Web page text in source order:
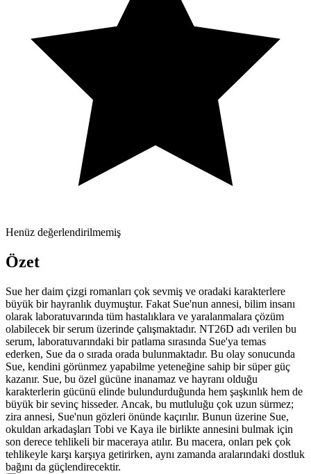
Henüz değerlendirilmemiş
Özet
Sue her daim çizgi romanları çok sevmiş ve oradaki karakterlere
büyük bir hayranlık duymuştur. Fakat Sue'nun annesi, bilim insanı
olarak laboratuvarında tüm hastalıklara ve yaralanmalara çözüm
olabilecek bir serum üzerinde çalışmaktadır. NT26D adı verilen bu
serum, laboratuvarındaki bir patlama sırasında Sue'ya temas
ederken, Sue da o sırada orada bulunmaktadır. Bu olay sonucunda
Sue, kendini görünmez yapabilme yeteneğine sahip bir süper güç
kazanır. Sue, bu özel gücüne inanamaz ve hayranı olduğu
karakterlerin gücünü elinde bulundurduğunda hem şaşkınlık hem de
büyük bir sevinç hisseder. Ancak, bu mutluluğu çok uzun sürmez;
zira annesi, Sue'nun gözleri önünde kaçırılır. Bunun üzerine Sue,
okuldan arkadaşları Tobi ve Kaya ile birlikte annesini bulmak için
son derece tehlikeli bir maceraya atılır. Bu macera, onları pek çok
tehlikeyle karşı karşıya getirirken, aynı zamanda aralarındaki dostluk
bağını da güçlendirecektir.